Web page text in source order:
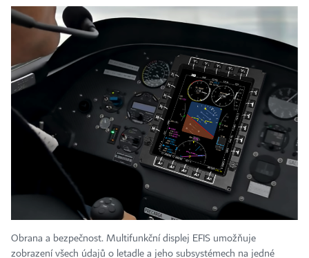
Obrana a bezpečnost. Multifunkční displej EFIS umožňuje
zobrazení všech údajů o letadle a jeho subsystémech na jedné